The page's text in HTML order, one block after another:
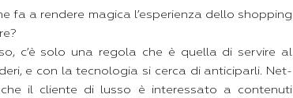
fa a rendere magica l’esperienza dello shopping
c’è solo una regola che è quella di servire al
e con la tecnologia si cerca di anticiparli. Net-
il cliente di lusso è interessato a contenuti